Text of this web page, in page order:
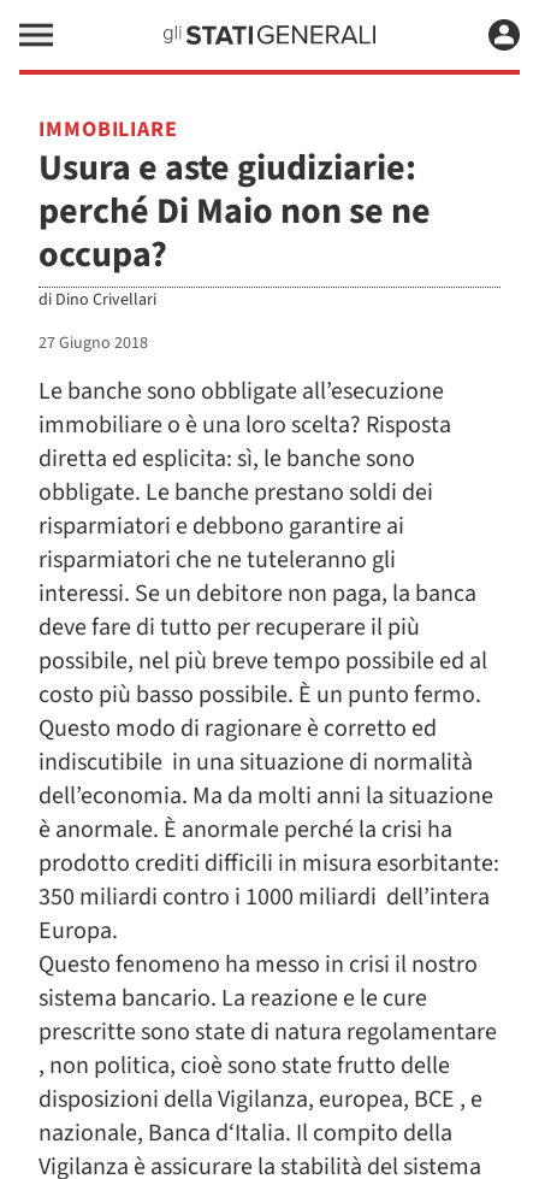
IMMOBILIARE
Usura e aste giudiziarie:
perché Di Maio non se ne
occupa?
di Dino Crivellari
27 Giugno 2018
Le banche sono obbligate all’esecuzione
immobiliare o è una loro scelta? Risposta
diretta ed esplicita: sì, le banche sono
obbligate. Le banche prestano soldi dei
risparmiatori e debbono garantire ai
risparmiatori che ne tuteleranno gli
interessi. Se un debitore non paga, la banca
deve fare di tutto per recuperare il più
possibile, nel più breve tempo possibile ed al
costo più basso possibile. È un punto fermo.
Questo modo di ragionare è corretto ed
indiscutibile in una situazione di normalità
dell’economia. Ma da molti anni la situazione
è anormale. È anormale perché la crisi ha
prodotto crediti difficili in misura esorbitante:
350 miliardi contro i 1000 miliardi dell’intera
Europa.
Questo fenomeno ha messo in crisi il nostro
sistema bancario. La reazione e le cure
prescritte sono state di natura regolamentare
, non politica, cioè sono state frutto delle
disposizioni della Vigilanza, europea, BCE , e
nazionale, Banca d‘Italia. Il compito della
Vigilanza è assicurare la stabilità del sistema